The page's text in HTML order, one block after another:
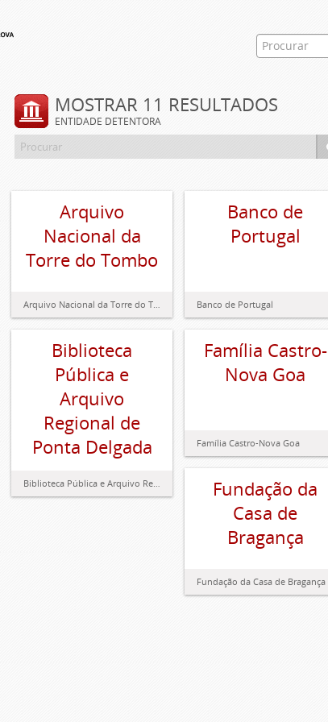
MOSTRAR 11 RESULTADOS
ENTIDADE DETENTORA
Arquivo
Nacional da
Torre do Tombo
Arquivo Nacional da Torre do Tombo
Banco de
Portugal
Banco de Portugal
Biblioteca
Pública e
Arquivo
Regional de
Ponta Delgada
Biblioteca Pública e Arquivo Regional de Ponta Delgada
Família Castro-
Nova Goa
Família Castro-Nova Goa
Fundação da
Casa de
Bragança
Fundação da Casa de Bragança